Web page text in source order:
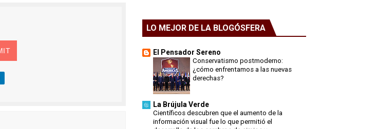
LO MEJOR DE LA BLOGÓSFERA
El Pensador Sereno
Conservatismo postmoderno:
¿cómo enfrentamos a las nuevas
derechas?
La Brújula Verde
Científicos descubren que el aumento de la
información visual fue lo que permitió el